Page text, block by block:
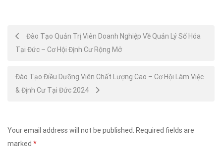
Post
navigation
Đào Tạo Quản Trị Viên Doanh Nghiệp Về Quản Lý Số Hóa
Tại Đức – Cơ Hội Định Cư Rộng Mở
Đào Tạo Điều Dưỡng Viên Chất Lượng Cao – Cơ Hội Làm Việc
& Định Cư Tại Đức 2024
Your email address will not be published.
Required fields are
marked *